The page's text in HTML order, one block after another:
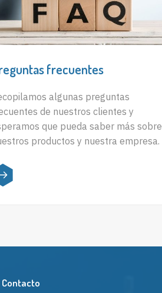
frecuentes
algunas preguntas
de nuestros clientes y
que pueda saber más sobre
productos y nuestra empresa.
Contacto